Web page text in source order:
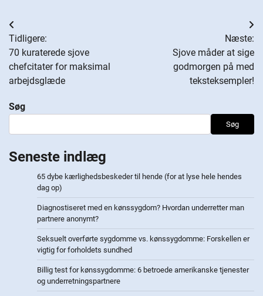
Indlægsnavigation
Tidligere:
70 kuraterede sjove
chefcitater for maksimal
arbejdsglæde
Næste:
Sjove måder at sige
godmorgen på med
teksteksempler!
Søg
Søg
Seneste indlæg
65 dybe kærlighedsbeskeder til hende (for at lyse hele hendes
dag op)
Diagnostiseret med en kønssygdom? Hvordan underretter man
partnere anonymt?
Seksuelt overførte sygdomme vs. kønssygdomme: Forskellen er
vigtig for forholdets sundhed
Billig test for kønssygdomme: 6 betroede amerikanske tjenester
og underretningspartnere